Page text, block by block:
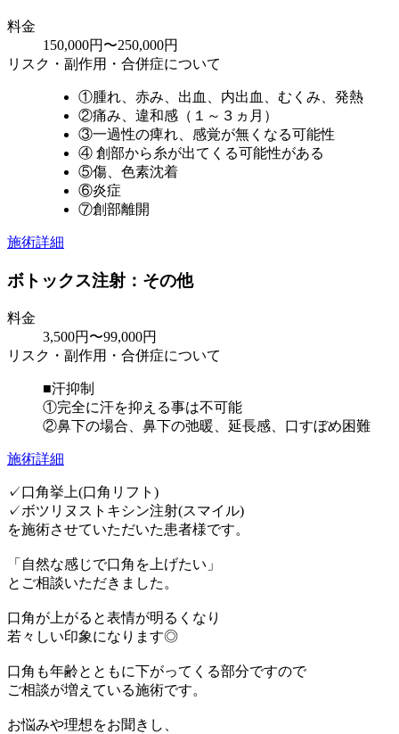
料金
150,000円〜250,000円
リスク・副作用・合併症について
①腫れ、赤み、出血、内出血、むくみ、発熱
②痛み、違和感（１～３ヵ月）
③一過性の痺れ、感覚が無くなる可能性
④ 創部から糸が出てくる可能性がある
⑤傷、色素沈着
⑥炎症
⑦創部離開
施術詳細
ボトックス注射：その他
料金
3,500円〜99,000円
リスク・副作用・合併症について
■汗抑制
①完全に汗を抑える事は不可能
②鼻下の場合、鼻下の弛暖、延長感、口すぼめ困難
施術詳細
✓口角挙上(口角リフト)
✓ボツリヌストキシン注射(スマイル)
を施術させていただいた患者様です。
「自然な感じで口角を上げたい」
とご相談いただきました。
口角が上がると表情が明るくなり
若々しい印象になります◎
口角も年齢とともに下がってくる部分ですので
ご相談が増えている施術です。
お悩みや理想をお聞きし、